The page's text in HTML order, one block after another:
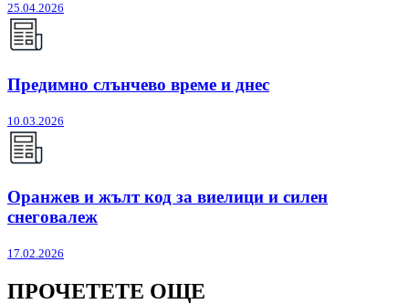
25.04.2026
Предимно слънчево време и днес
10.03.2026
Оранжев и жълт код за виелици и силен
снеговалеж
17.02.2026
ПРОЧЕТЕТЕ ОЩЕ